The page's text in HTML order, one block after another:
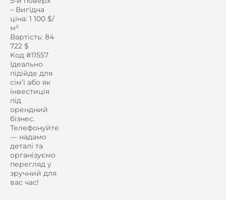
– Вигідна
ціна: 1 100 $/
м²
Вартість: 84
722 $
Код #11557
Ідеально
підійде для
сім’ї або як
інвестиція
під
орендний
бізнес.
Телефонуйте
— надамо
деталі та
організуємо
перегляд у
зручний для
вас час!